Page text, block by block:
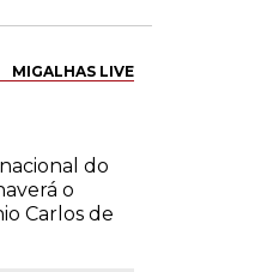
MIGALHAS LIVE
do
o
Carlos de